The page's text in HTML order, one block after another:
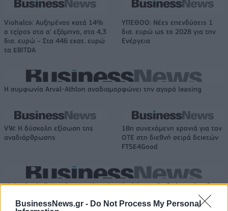
BusinessNews.gr - Do Not Process My Personal
Viohalco: Αυξημένος κατά 14%
ο τζίρος στο α' εξάμηνο, στα 4,3
δισ. ευρώ – Στα 446 εκατ. ευρώ
τα EBITDA
ΥΠΕΘΟΟ: Νέες επενδύσεις 1
δισ. ευρώ ως το 2028 για την
Ενέργεια
Η συμφωνία Arval-Athlon αναδιαμορφώνει την αγορά leasing
VW: Η δύσκολη εξίσωση της
αναδιάρθρωσης
18η συνεχόμενη χρονιά για τον
ΟΤΕ στη διεθνή σειρά δεικτών
FTSE4Good
Alpha Bank: Για πρώτη φορά το Αρχαίο Θέατρο Επιδαύρου άνοιξε τις